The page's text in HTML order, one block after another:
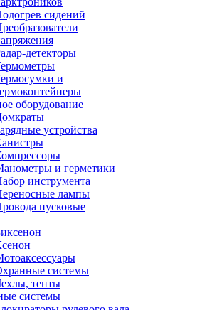
сидений
детекторы
и
оборудование
устройства
и герметики
инструмента
лампы
пусковые
системы
тенты
системы